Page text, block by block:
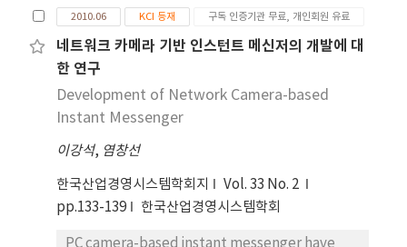
2010.06 KCI 등재 구독 인증기관 무료, 개인회원 유료
네트워크 카메라 기반 인스턴트 메신저의 개발에 대
한 연구
Development of Network Camera-based
Instant Messenger
이강석, 염창선
한국산업경영시스템학회지
Vol. 33 No. 2
pp.133-139
한국산업경영시스템학회